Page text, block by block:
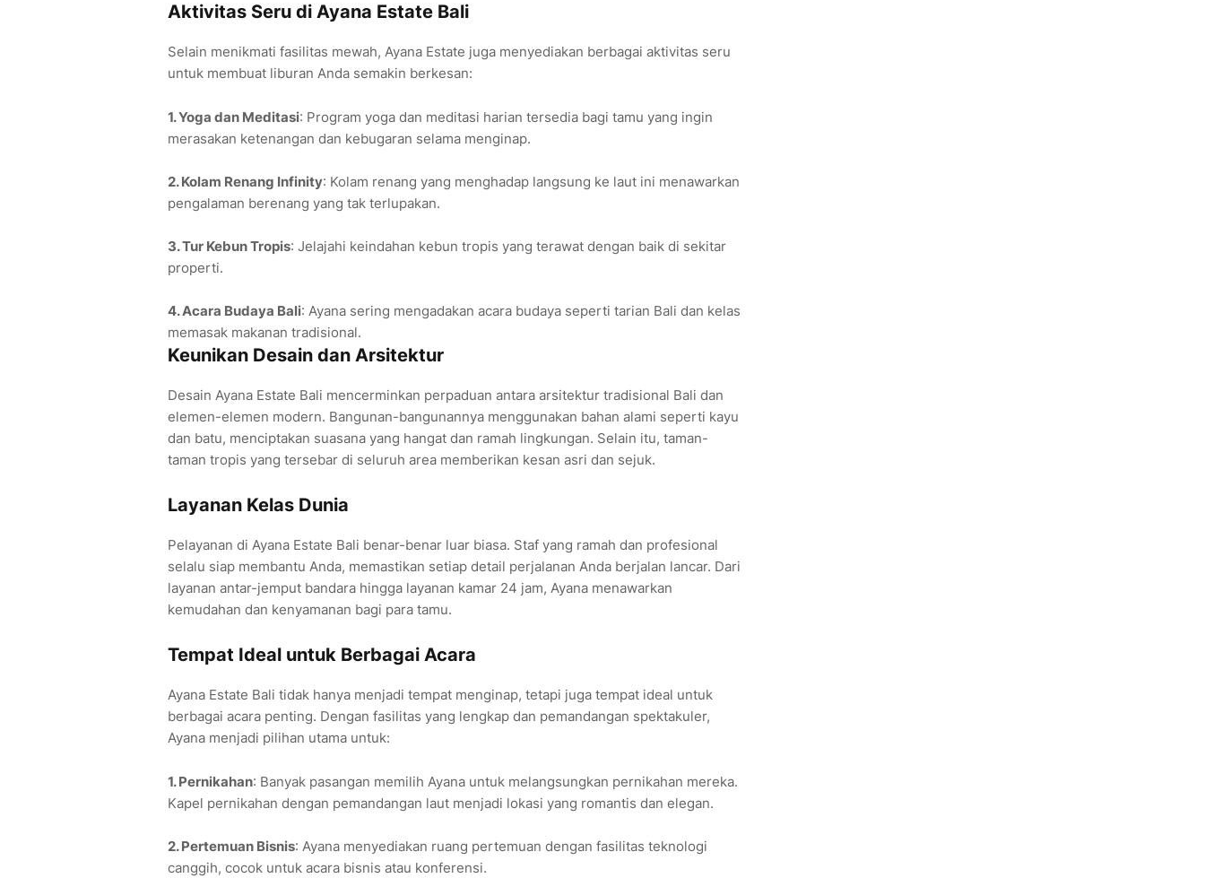
Aktivitas Seru di Ayana Estate Bali
Selain menikmati fasilitas mewah, Ayana Estate juga menyediakan berbagai aktivitas seru
untuk membuat liburan Anda semakin berkesan:
1. Yoga dan Meditasi: Program yoga dan meditasi harian tersedia bagi tamu yang ingin
merasakan ketenangan dan kebugaran selama menginap.
2. Kolam Renang Infinity: Kolam renang yang menghadap langsung ke laut ini menawarkan
pengalaman berenang yang tak terlupakan.
3. Tur Kebun Tropis: Jelajahi keindahan kebun tropis yang terawat dengan baik di sekitar
properti.
4. Acara Budaya Bali: Ayana sering mengadakan acara budaya seperti tarian Bali dan kelas
memasak makanan tradisional.
Keunikan Desain dan Arsitektur
Desain Ayana Estate Bali mencerminkan perpaduan antara arsitektur tradisional Bali dan
elemen-elemen modern. Bangunan-bangunannya menggunakan bahan alami seperti kayu
dan batu, menciptakan suasana yang hangat dan ramah lingkungan. Selain itu, taman-
taman tropis yang tersebar di seluruh area memberikan kesan asri dan sejuk.
Layanan Kelas Dunia
Pelayanan di Ayana Estate Bali benar-benar luar biasa. Staf yang ramah dan profesional
selalu siap membantu Anda, memastikan setiap detail perjalanan Anda berjalan lancar. Dari
layanan antar-jemput bandara hingga layanan kamar 24 jam, Ayana menawarkan
kemudahan dan kenyamanan bagi para tamu.
Tempat Ideal untuk Berbagai Acara
Ayana Estate Bali tidak hanya menjadi tempat menginap, tetapi juga tempat ideal untuk
berbagai acara penting. Dengan fasilitas yang lengkap dan pemandangan spektakuler,
Ayana menjadi pilihan utama untuk:
1. Pernikahan: Banyak pasangan memilih Ayana untuk melangsungkan pernikahan mereka.
Kapel pernikahan dengan pemandangan laut menjadi lokasi yang romantis dan elegan.
2. Pertemuan Bisnis: Ayana menyediakan ruang pertemuan dengan fasilitas teknologi
canggih, cocok untuk acara bisnis atau konferensi.